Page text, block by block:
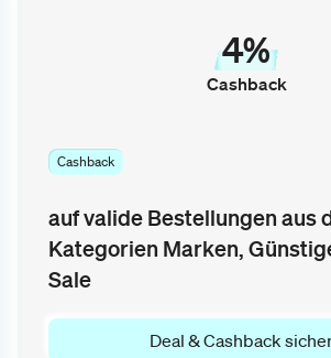
4%
Cashback
Cashback
auf valide Bestellungen aus
Kategorien Marken,
Sale
Deal & Cashback